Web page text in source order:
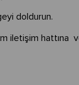
doldurun.
iletişim hattına